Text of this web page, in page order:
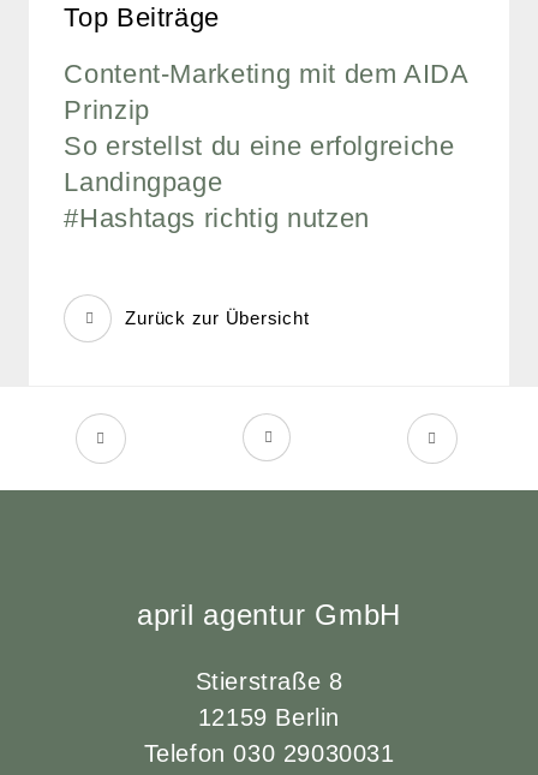
Top Beiträge
Content-Marketing mit dem AIDA
Prinzip
So erstellst du eine erfolgreiche
Landingpage
#Hashtags richtig nutzen
Zurück zur Übersicht
april agentur GmbH
Stierstraße 8
12159 Berlin
Telefon 030 29030031